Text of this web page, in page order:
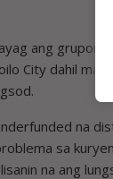
ang
City dahil
na
sa
na ang